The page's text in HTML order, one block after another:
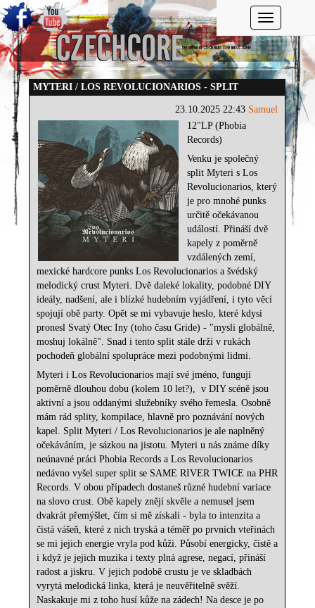
Toggle
MYTERI / LOS REVOLUCIONARIOS - SPLIT
23.10.2025 22:43 Samuel
12"LP (Phobia
Records)
Venku je společný
split Myteri s Los
Revolucionarios, který
je pro mnohé punks
určitě očekávanou
událostí. Přináší dvě
kapely z poměrně
vzdálených zemí,
mexické hardcore punks Los Revolucionarios a švédský
melodický crust Myteri. Dvě daleké lokality, podobné DIY
ideály, nadšení, ale i blízké hudebním vyjádření, i tyto věcí
spojují obě party. Opět se mi vybavuje heslo, které kdysi
pronesl Svatý Otec Iny (toho času Gride) - "mysli globálně,
moshuj lokálně". Snad i tento split stále drží v rukách
pochodeň globální spolupráce mezi podobnými lidmi.
Myteri i Los Revolucionarios mají své jméno, fungují
poměrně dlouhou dobu (kolem 10 let?), v DIY scéně jsou
aktivní a jsou oddanými služebníky svého řemesla. Osobně
mám rád splity, kompilace, hlavně pro poznávání nových
kapel. Split Myteri / Los Revolucionarios je ale naplněný
očekáváním, je sázkou na jistotu. Myteri u nás známe díky
neúnavné práci Phobia Records a Los Revolucionarios
nedávno vyšel super split se SAME RIVER TWICE na PHR
Records. V obou případech dostaneš různé hudební variace
na slovo crust. Obě kapely znějí skvěle a nemusel jsem
dvakrát přemýšlet, čím si mě získali - byla to intenzita a
čistá vášeň, které z nich tryská a téměř po prvních vteřinách
se mi jejich energie vryla pod kůži. Působí energicky, čistě a
i když je jejich muzika i texty plná agrese, negací, přináší
radost a jiskru. V jejich podobě crustu je ve skladbách
vyrytá melodická linka, která je neuvěřitelně svěží.
Naskakuje mi z toho husí kůže na zádech! Na desce je po